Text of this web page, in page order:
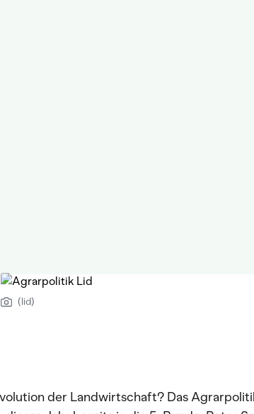
(lid)
der Landwirtschaft? Das